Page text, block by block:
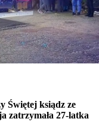
Świętej ksiądz ze
zatrzymała 27-latka